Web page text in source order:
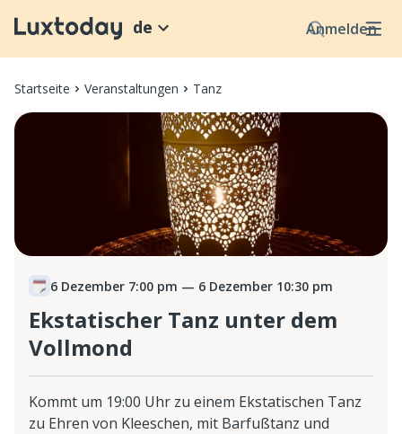
Anmelden
de
Startseite Veranstaltungen Tanz
6 Dezember 7:00 pm — 6 Dezember 10:30 pm
Ekstatischer Tanz unter dem
Vollmond
Kommt um 19:00 Uhr zu einem Ekstatischen Tanz
zu Ehren von Kleeschen, mit Barfußtanz und